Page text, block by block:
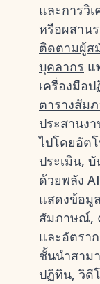
และการวิ
หรือผสาน
ติดตามผู้ส
บุคลากร แ
เครื่องมือ
ตารางสัม
ประสานง
ไปโดยอัต
ประเมิน,
ด้วยพลัง
แสดงข้อมู
สัมภาษณ์,
และอัตรา
ชั้นนำสาม
ปฏิทิน, วิดี